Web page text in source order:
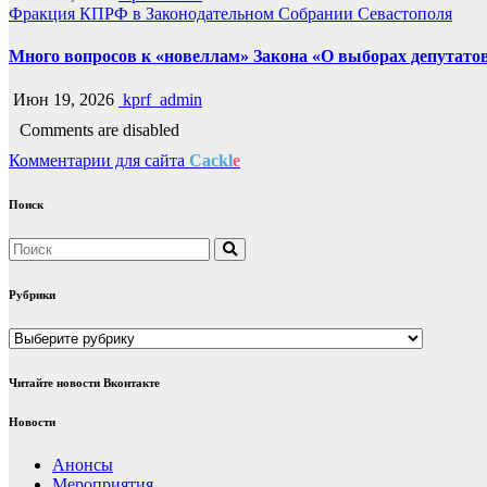
Фракция КПРФ в Законодательном Собрании Севастополя
Много вопросов к «новеллам» Закона «О выборах
Июн 19, 2026 kprf_admin
Comments are disabled
Комментарии для сайта Cackle
Поиск
Рубрики
Рубрики
Читайте новости Вконтакте
Новости
Анонсы